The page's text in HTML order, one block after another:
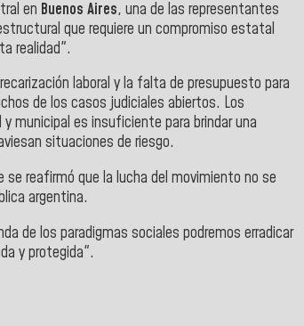
en Buenos Aires, una de las representantes
que requiere un compromiso estatal
realidad".
laboral y la falta de presupuesto para
de los casos judiciales abiertos. Los
municipal es insuficiente para brindar una
situaciones de riesgo.
reafirmó que la lucha del movimiento no se
argentina.
de los paradigmas sociales podremos erradicar
y protegida".